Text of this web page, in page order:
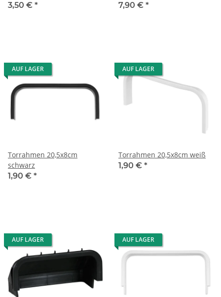
3,50 € *
7,90 € *
AUF LAGER
Torrahmen 20,5x8cm
schwarz
1,90 € *
AUF LAGER
Torrahmen 20,5x8cm weiß
1,90 € *
AUF LAGER AUF LAGER